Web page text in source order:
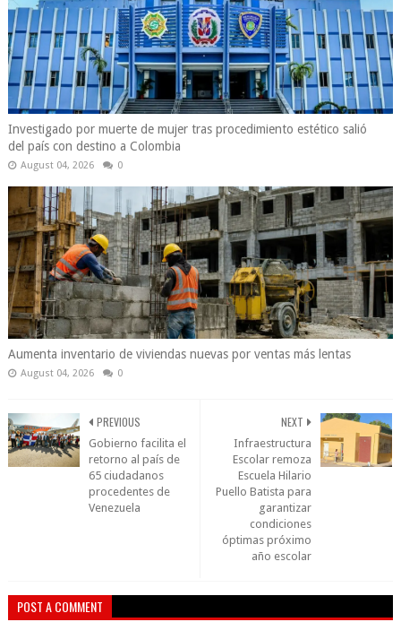
Investigado por muerte de mujer tras procedimiento estético salió
del país con destino a Colombia
August 04, 2026 0
Aumenta inventario de viviendas nuevas por ventas más lentas
August 04, 2026 0
NEXT
Infraestructura
Escolar remoza
Escuela Hilario
Puello Batista para
garantizar
condiciones
óptimas próximo
año escolar
PREVIOUS
Gobierno facilita el
retorno al país de
65 ciudadanos
procedentes de
Venezuela
POST A COMMENT